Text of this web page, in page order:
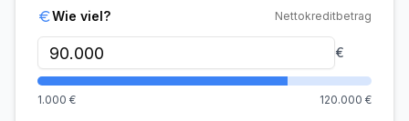
Wie viel? Nettokreditbetrag
€
1.000 € 120.000 €